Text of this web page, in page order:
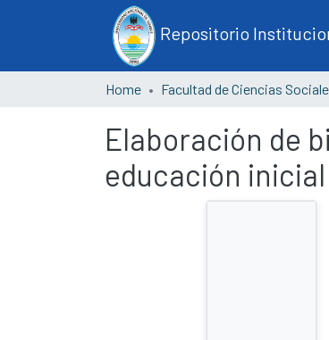
Repositorio
Home Facultad de Ciencias
Elaboración de
educación inicial